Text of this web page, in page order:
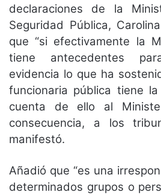
declaraciones de la
Seguridad Pública,
que “si efectivamente la
tiene antecedentes
evidencia lo que ha
funcionaria pública tiene
cuenta de ello al
consecuencia, a los
manifestó.
Añadió que “es una
determinados grupos o